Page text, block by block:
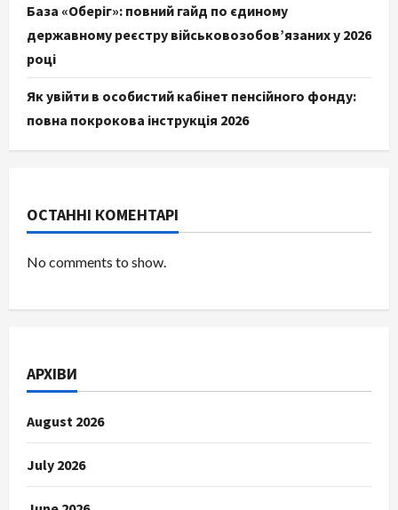
База «Оберіг»: повний гайд по єдиному
державному реєстру військовозобов’язаних у 2026
році
Як увійти в особистий кабінет пенсійного фонду:
повна покрокова інструкція 2026
ОСТАННІ КОМЕНТАРІ
No comments to show.
АРХІВИ
August 2026
July 2026